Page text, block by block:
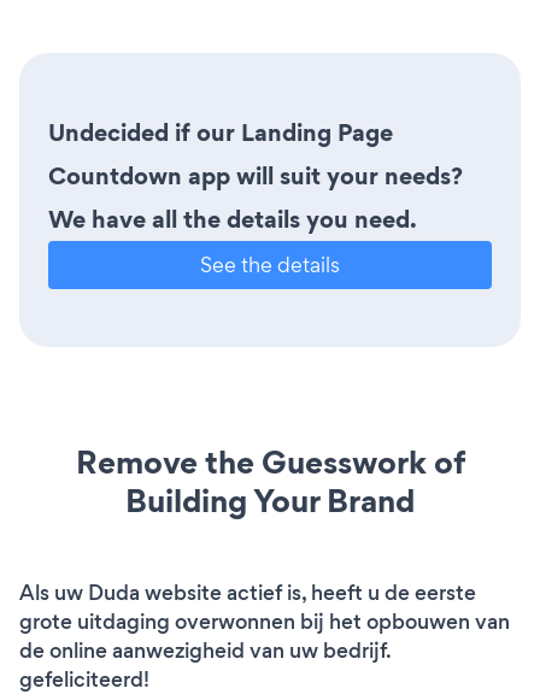
Undecided if our Landing Page
Countdown app will suit your needs?
We have all the details you need.
See the details
Remove the Guesswork of
Building Your Brand
Als uw Duda website actief is, heeft u de eerste
grote uitdaging overwonnen bij het opbouwen van
de online aanwezigheid van uw bedrijf.
gefeliciteerd!